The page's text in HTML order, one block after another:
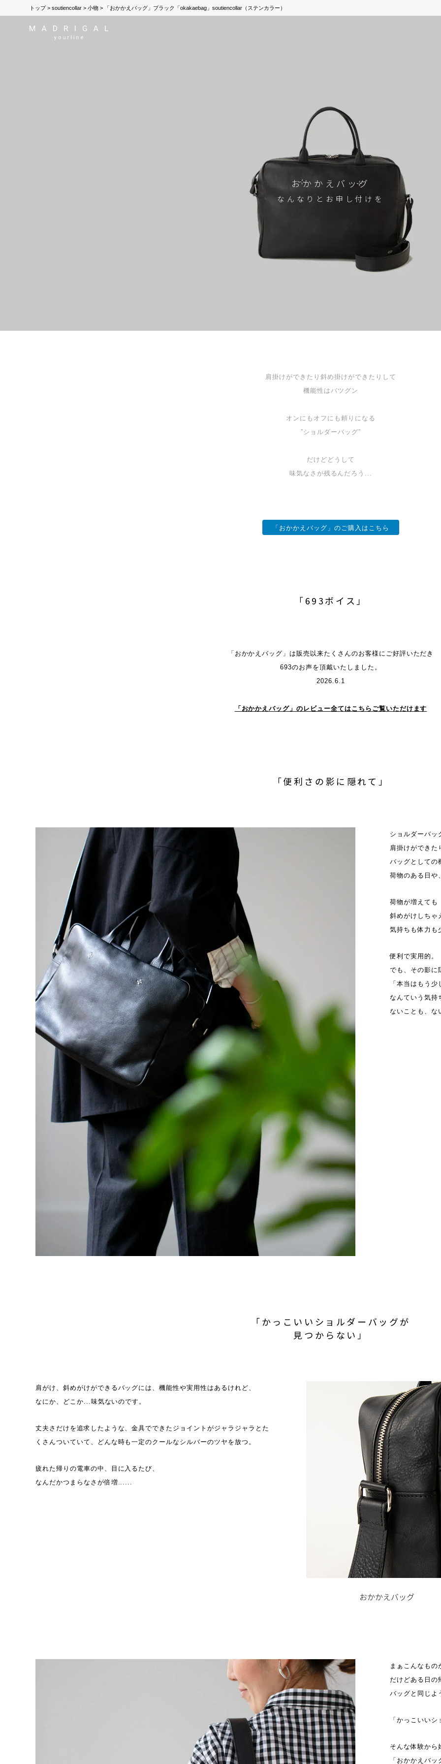
トップ soutiencollar 小物 「おかかえバッグ」ブラック「okakaebag」soutiencollar（ステンカラー）
おかかえバッグ
なんなりとお申し付けを
肩掛けができたり斜め掛けができたりして
機能性はバツグン
オンにもオフにも頼りになる
”ショルダーバッグ”
だけどどうして
味気なさが残るんだろう...
「おかかえバッグ」のご購入はこちら
「693ボイス」
「おかかえバッグ」は販売以来たくさんのお客様にご好評いただき
693のお声を頂戴いたしました。
2026.6.1
「おかかえバッグ」のレビュー全てはこちらご覧いただけます
「便利さの影に隠れて」
ショルダーバッ
肩掛けができた
バッグとしての
荷物のある日や
荷物が増えても
斜めがけしちゃ
気持ちも体力も
便利で実用的。
でも、その影に
「本当はもう少
なんていう気持
ないことも、な
「かっこいいショルダーバッグが
見つからない」
肩がけ、斜めがけができるバッグには、機能性や実用性はあるけれど、
なにか、どこか...味気ないのです。
丈夫さだけを追求したような、金具でできたジョイントがジャラジャラとた
くさんついていて、どんな時も一定のクールなシルバーのツヤを放つ。
疲れた帰りの電車の中、目に入るたび、
なんだかつまらなさが倍増......
まぁこんなもの
だけどある日の
バッグと同じよ
「かっこいい
そんな体験から
「おかかえバッ